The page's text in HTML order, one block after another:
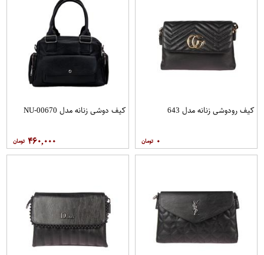
کیف رودوشی زنانه مدل 643
۰
کیف دوشی زنانه مدل NU-00670
۴۶۰,۰۰۰